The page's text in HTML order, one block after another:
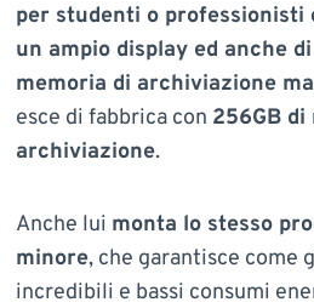
per studenti o professionisti
un ampio display ed anche
memoria di archiviazione
esce di fabbrica con 256GB
archiviazione.
Anche lui monta lo stesso
minore, che garantisce come
incredibili e bassi consumi